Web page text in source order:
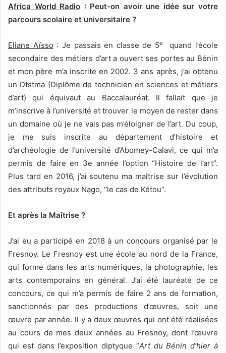
Africa World Radio : Peut-on avoir une idée sur votre
parcours scolaire et universitaire ?
Eliane Aïsso : Je passais en classe de 5e
quand l’école
secondaire des métiers d’art a ouvert ses portes au Bénin
et mon père m’a inscrite en 2002. 3 ans après, j’ai obtenu
un Dtstma (Diplôme de technicien en sciences et métiers
d’art) qui équivaut au Baccalauréat. Il fallait que je
m’inscrive à l’université et trouver le moyen de rester dans
un domaine où je ne vais pas m’éloigner de l’art. Du coup,
je me suis inscrite au département d’histoire et
d’archéologie de l’université d’Abomey-Calavi, ce qui m’a
permis de faire en 3e année l’option “Histoire de l’art”.
Plus tard en 2016, j’ai soutenu ma maîtrise sur l’évolution
des attributs royaux Nago, ‘’le cas de Kétou’’.
Et après la Maîtrise ?
J’ai eu a participé en 2018 à un concours organisé par le
Fresnoy. Le Fresnoy est une école au nord de la France,
qui forme dans les arts numériques, la photographie, les
arts contemporains en général. J’ai été lauréate de ce
concours, ce qui m’a permis de faire 2 ans de formation,
sanctionnés par des productions d’œuvres, soit une
œuvre par année. Il y a deux œuvres qui ont été réalisées
au cours de mes deux années au Fresnoy, dont l’œuvre
qui est dans l’exposition diptyque “Art du Bénin d’hier à